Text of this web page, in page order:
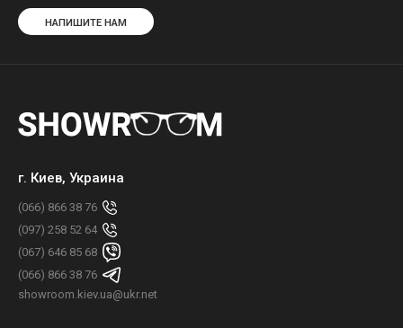
НАПИШИТЕ НАМ
г. Киев, Украина
(066) 866 38 76
(097) 258 52 64
(067) 646 85 68
(066) 866 38 76
showroom.kiev.ua@ukr.net